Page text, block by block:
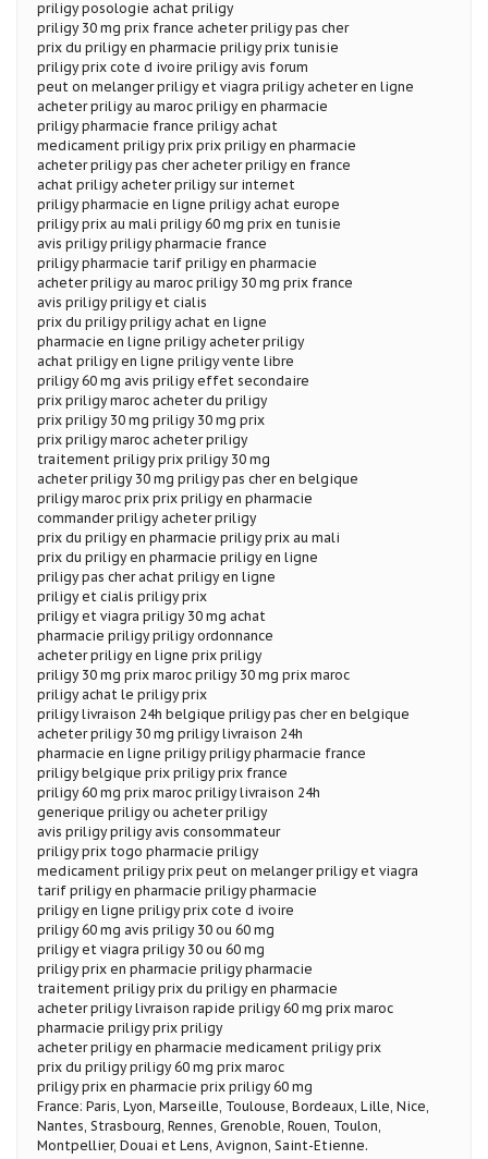
priligy posologie achat priligy
priligy 30 mg prix france acheter priligy pas cher
prix du priligy en pharmacie priligy prix tunisie
priligy prix cote d ivoire priligy avis forum
peut on melanger priligy et viagra priligy acheter en ligne
acheter priligy au maroc priligy en pharmacie
priligy pharmacie france priligy achat
medicament priligy prix prix priligy en pharmacie
acheter priligy pas cher acheter priligy en france
achat priligy acheter priligy sur internet
priligy pharmacie en ligne priligy achat europe
priligy prix au mali priligy 60 mg prix en tunisie
avis priligy priligy pharmacie france
priligy pharmacie tarif priligy en pharmacie
acheter priligy au maroc priligy 30 mg prix france
avis priligy priligy et cialis
prix du priligy priligy achat en ligne
pharmacie en ligne priligy acheter priligy
achat priligy en ligne priligy vente libre
priligy 60 mg avis priligy effet secondaire
prix priligy maroc acheter du priligy
prix priligy 30 mg priligy 30 mg prix
prix priligy maroc acheter priligy
traitement priligy prix priligy 30 mg
acheter priligy 30 mg priligy pas cher en belgique
priligy maroc prix prix priligy en pharmacie
commander priligy acheter priligy
prix du priligy en pharmacie priligy prix au mali
prix du priligy en pharmacie priligy en ligne
priligy pas cher achat priligy en ligne
priligy et cialis priligy prix
priligy et viagra priligy 30 mg achat
pharmacie priligy priligy ordonnance
acheter priligy en ligne prix priligy
priligy 30 mg prix maroc priligy 30 mg prix maroc
priligy achat le priligy prix
priligy livraison 24h belgique priligy pas cher en belgique
acheter priligy 30 mg priligy livraison 24h
pharmacie en ligne priligy priligy pharmacie france
priligy belgique prix priligy prix france
priligy 60 mg prix maroc priligy livraison 24h
generique priligy ou acheter priligy
avis priligy priligy avis consommateur
priligy prix togo pharmacie priligy
medicament priligy prix peut on melanger priligy et viagra
tarif priligy en pharmacie priligy pharmacie
priligy en ligne priligy prix cote d ivoire
priligy 60 mg avis priligy 30 ou 60 mg
priligy et viagra priligy 30 ou 60 mg
priligy prix en pharmacie priligy pharmacie
traitement priligy prix du priligy en pharmacie
acheter priligy livraison rapide priligy 60 mg prix maroc
pharmacie priligy prix priligy
acheter priligy en pharmacie medicament priligy prix
prix du priligy priligy 60 mg prix maroc
priligy prix en pharmacie prix priligy 60 mg
France: Paris, Lyon, Marseille, Toulouse, Bordeaux, Lille, Nice,
Nantes, Strasbourg, Rennes, Grenoble, Rouen, Toulon,
Montpellier, Douai et Lens, Avignon, Saint-Etienne.